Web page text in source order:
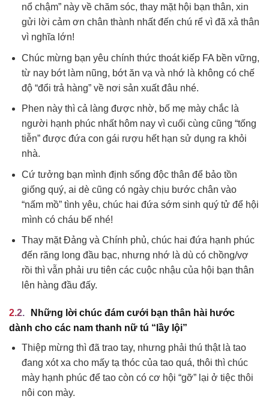
nổ chậm” này về chăm sóc, thay mặt hội bạn thân, xin
gửi lời cảm ơn chân thành nhất đến chú rể vì đã xả thân
vì nghĩa lớn!
Chúc mừng bạn yêu chính thức thoát kiếp FA bền vững,
từ nay bớt làm nũng, bớt ăn vạ và nhớ là không có chế
độ “đổi trả hàng” về nơi sản xuất đâu nhé.
Phen này thì cả làng được nhờ, bố mẹ mày chắc là
người hạnh phúc nhất hôm nay vì cuối cùng cũng “tống
tiễn” được đứa con gái rượu hết hạn sử dụng ra khỏi
nhà.
Cứ tưởng bạn mình định sống độc thân để bảo tồn
giống quý, ai dè cũng có ngày chịu bước chân vào
“nấm mồ” tình yêu, chúc hai đứa sớm sinh quý tử để hội
mình có cháu bế nhé!
Thay mặt Đảng và Chính phủ, chúc hai đứa hạnh phúc
đến răng long đầu bạc, nhưng nhớ là dù có chồng/vợ
rồi thì vẫn phải ưu tiên các cuộc nhậu của hội bạn thân
lên hàng đầu đấy.
Những lời chúc đám cưới bạn thân hài hước
dành cho các nam thanh nữ tú “lầy lội”
Thiệp mừng thì đã trao tay, nhưng phải thú thật là tao
đang xót xa cho mấy tạ thóc của tao quá, thôi thì chúc
mày hạnh phúc để tao còn có cơ hội “gỡ” lại ở tiệc thôi
nôi con mày.